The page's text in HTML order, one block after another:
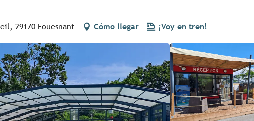
29170 Fouesnant Cómo llegar ¡Voy en tren!